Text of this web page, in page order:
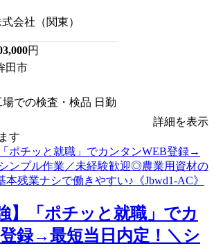
会社（関東）
円
田市
での検査・検品 日勤
詳細を表示
す
】「ポチッと就職」でカ
録→最短当日内定！＼シ